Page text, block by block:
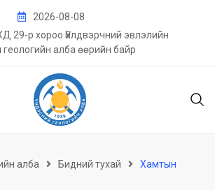
2026-08-08
29-р хороо Үйлдвэрчний эвлэлийн
геологийн алба өөрийн байр
алба Бидний тухай
Хамтын